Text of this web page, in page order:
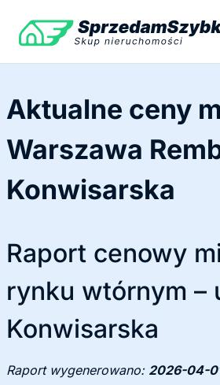
treści
Aktualne ceny
Warszawa
Konwisarska
Raport cenowy
rynku wtórnym –
Konwisarska
Raport wygenerowano: 2026-04-